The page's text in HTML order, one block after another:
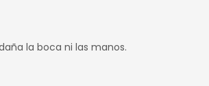
la boca ni las manos.